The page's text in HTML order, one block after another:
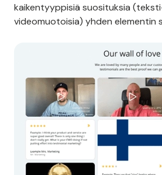
kaikentyyppisiä suosituksia
videomuotoisia) yhden elementin